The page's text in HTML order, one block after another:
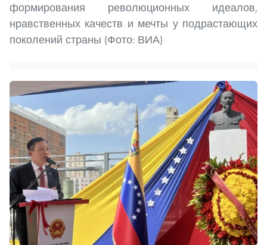
формирования революционных идеалов,
нравственных качеств и мечты у подрастающих
поколений страны (Фото: ВИА)